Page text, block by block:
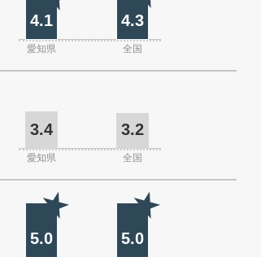
4.1 4.3
愛知県 全国
3.4 3.2
愛知県 全国
5.0 5.0